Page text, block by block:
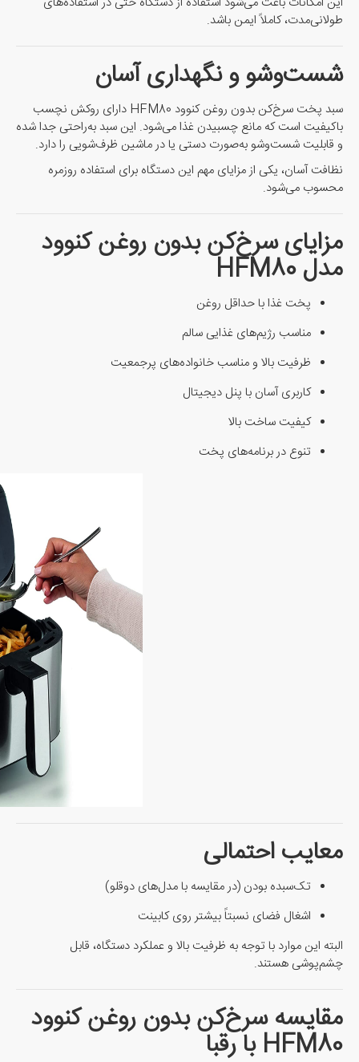
طولانی‌مدت، کاملاً ایمن باشد.
شست‌وشو و نگهداری آسان
سبد پخت سرخ‌کن بدون روغن کنوود HFM80 دارای روکش نچسب
باکیفیت است که مانع چسبیدن غذا می‌شود. این سبد به‌راحتی جدا شده
و قابلیت شست‌وشو به‌صورت دستی یا در ماشین ظرف‌شویی را دارد.
نظافت آسان، یکی از مزایای مهم این دستگاه برای استفاده روزمره
محسوب می‌شود.
مزایای سرخ‌کن بدون روغن کنوود
مدل HFM80
پخت غذا با حداقل روغن
مناسب رژیم‌های غذایی سالم
ظرفیت بالا و مناسب خانواده‌های پرجمعیت
کاربری آسان با پنل دیجیتال
کیفیت ساخت بالا
تنوع در برنامه‌های پخت
معایب احتمالی
تک‌سبده بودن (در مقایسه با مدل‌های دوقلو)
اشغال فضای نسبتاً بیشتر روی کابینت
البته این موارد با توجه به ظرفیت بالا و عملکرد دستگاه، قابل
چشم‌پوشی هستند.
مقایسه سرخ‌کن بدون روغن کنوود
HFM80 با رقبا